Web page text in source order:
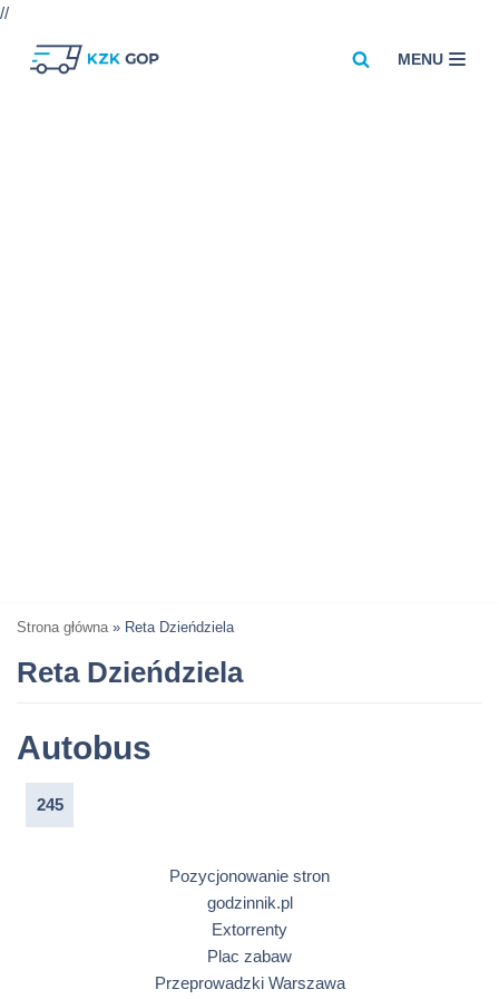
//
MENU
Strona główna » Reta Dzieńdziela
Reta Dzieńdziela
Autobus
245
Pozycjonowanie stron
godzinnik.pl
Extorrenty
Plac zabaw
Przeprowadzki Warszawa